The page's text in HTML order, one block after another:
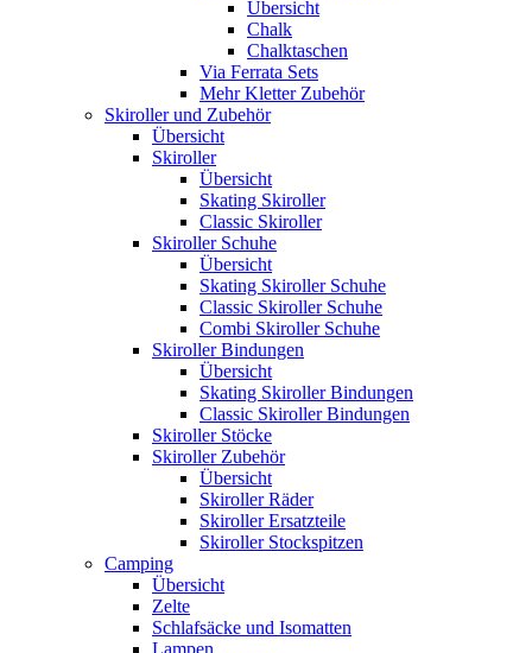
Übersicht
Chalk
Chalktaschen
Via Ferrata Sets
Mehr Kletter Zubehör
Skiroller und Zubehör
Übersicht
Skiroller
Übersicht
Skating Skiroller
Classic Skiroller
Skiroller Schuhe
Übersicht
Skating Skiroller Schuhe
Classic Skiroller Schuhe
Combi Skiroller Schuhe
Skiroller Bindungen
Übersicht
Skating Skiroller Bindungen
Classic Skiroller Bindungen
Skiroller Stöcke
Skiroller Zubehör
Übersicht
Skiroller Räder
Skiroller Ersatzteile
Skiroller Stockspitzen
Camping
Übersicht
Zelte
Schlafsäcke und Isomatten
Lampen